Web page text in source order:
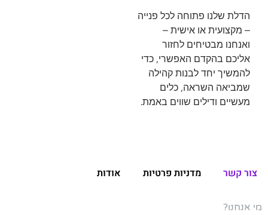
הדלת שלנו פתוחה לכל פנייה
– מקצועית או אישית –
ואנחנו מבטיחים לחזור
אליכם בהקדם האפשרי, כדי
להמשיך יחד לבנות קהילה
שמביאה השראה, כלים
מעשיים ודילים שווים באמת.
צור קשר מדניות פרטיות אודות
מי אנחנו?